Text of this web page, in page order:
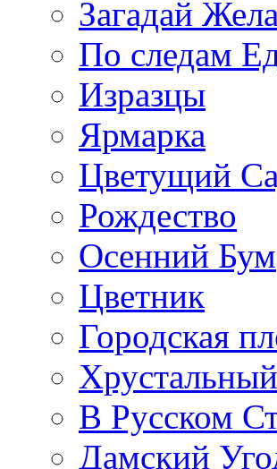
Загадай
По следам
Изразцы
Ярмарка
Цветущий
Рождество
Осенний Бум
Цветник
Городская
В Русском
Дамский